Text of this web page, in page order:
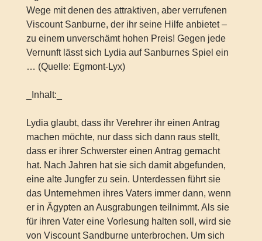
Wege mit denen des attraktiven, aber verrufenen
Viscount Sanburne, der ihr seine Hilfe anbietet –
zu einem unverschämt hohen Preis! Gegen jede
Vernunft lässt sich Lydia auf Sanburnes Spiel ein
… (Quelle: Egmont-Lyx)
_Inhalt:_
Lydia glaubt, dass ihr Verehrer ihr einen Antrag
machen möchte, nur dass sich dann raus stellt,
dass er ihrer Schwerster einen Antrag gemacht
hat. Nach Jahren hat sie sich damit abgefunden,
eine alte Jungfer zu sein. Unterdessen führt sie
das Unternehmen ihres Vaters immer dann, wenn
er in Ägypten an Ausgrabungen teilnimmt. Als sie
für ihren Vater eine Vorlesung halten soll, wird sie
von Viscount Sandburne unterbrochen. Um sich